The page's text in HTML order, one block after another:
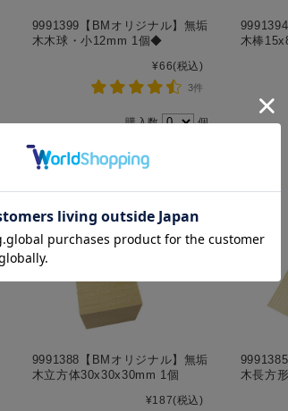
9991399【BMオリジナル】無垢
木木球・小12mm 1個◆
¥66(税込)
3件
購入数 個
木棒
9991388【BMオリジナル】無垢
木立方体30x30x30mm 1個
¥187(税込)
木長方